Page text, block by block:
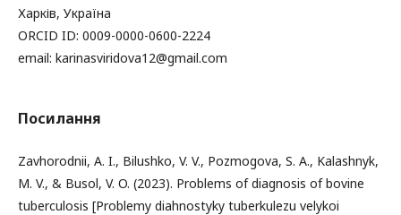
Харків, Україна
ORCID ID: 0009-0000-0600-2224
email: karinasviridova12@gmail.com
Посилання
Zavhorodnii, A. I., Bilushko, V. V., Pozmogova, S. A., Kalashnyk,
M. V., & Busol, V. O. (2023). Problems of diagnosis of bovine
tuberculosis [Problemy diahnostyky tuberkulezu velykoi